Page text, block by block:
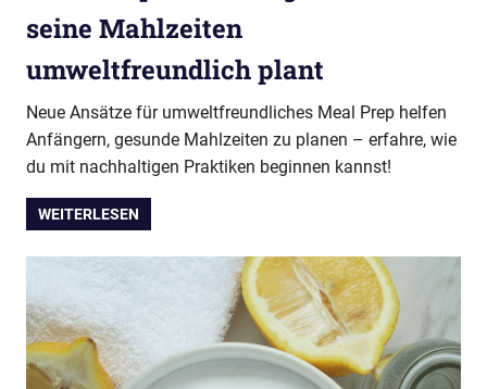
seine Mahlzeiten
umweltfreundlich plant
Neue Ansätze für umweltfreundliches Meal Prep helfen
Anfängern, gesunde Mahlzeiten zu planen – erfahre, wie
du mit nachhaltigen Praktiken beginnen kannst!
WEITERLESEN